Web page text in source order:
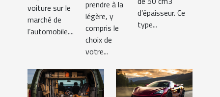
voiture sur le
marché de
l’automobile....
prendre à la
légère, y
compris le
choix de
votre...
d’épaisseur. Ce
type...